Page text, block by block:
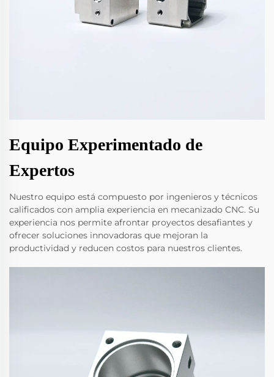
Equipo Experimentado de
Expertos
Nuestro equipo está compuesto por ingenieros y técnicos
calificados con amplia experiencia en mecanizado CNC. Su
experiencia nos permite afrontar proyectos desafiantes y
ofrecer soluciones innovadoras que mejoran la
productividad y reducen costos para nuestros clientes.